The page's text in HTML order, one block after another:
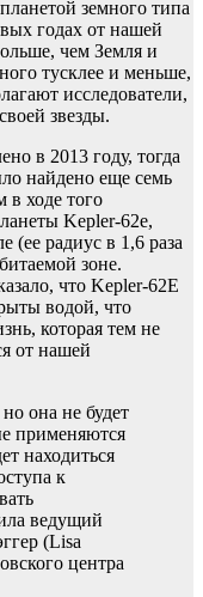
земного типа
годах от нашей
чем Земля и
тусклее и меньше,
исследователи,
звезды.
в 2013 году, тогда
найдено еще семь
в ходе того
Kepler-62e,
(ее радиус в 1,6 раза
зоне.
что Kepler-62E
водой, что
которая тем не
от нашей
она не будет
применяются
находиться
к
ведущий
(Lisa
центра